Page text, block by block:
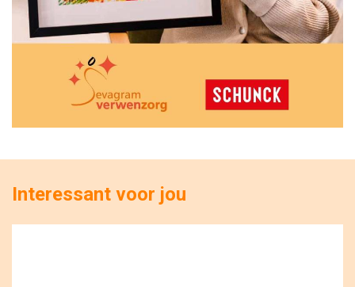
Interessant voor jou